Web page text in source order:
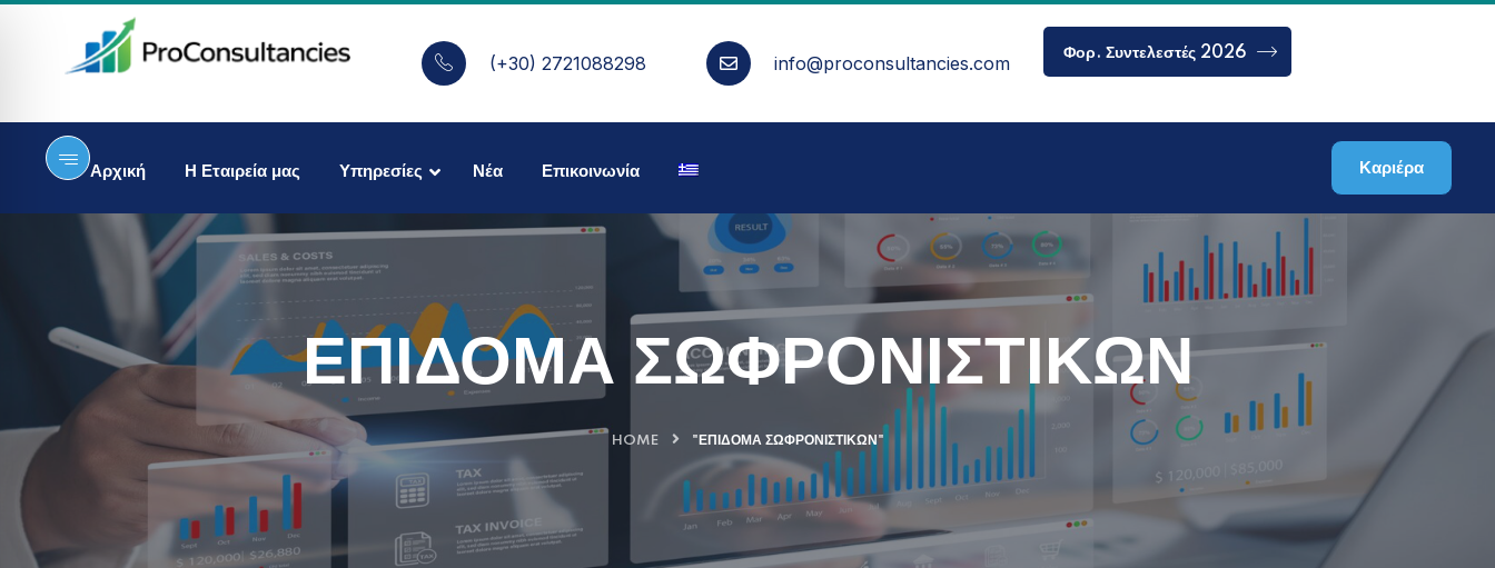
(+30) 2721088298 info@proconsultancies.com Φορ. Συντελεστές 2026
Αρχική Η Εταιρεία μας Υπηρεσίες Νέα Επικοινωνία Καριέρα
ΕΠΙΔΟΜΑ ΣΩΦΡΟΝΙΣΤΙΚΩΝ
HOME "ΕΠΙΔΟΜΑ ΣΩΦΡΟΝΙΣΤΙΚΩΝ"